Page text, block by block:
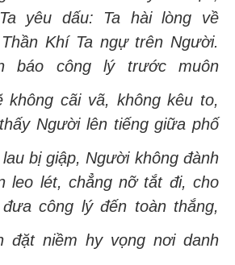
yêu dấu: Ta hài lòng về
Khí Ta ngự trên Người.
báo công lý trước muôn
không cãi vã, không kêu to,
Người lên tiếng giữa phố
bị giập, Người không đành
leo lét, chẳng nỡ tắt đi, cho
công lý đến toàn thắng,
đặt niềm hy vọng nơi danh